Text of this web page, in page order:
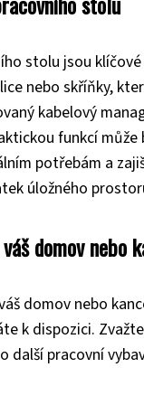
stolu jsou
nebo skříňky,
kabelový
funkcí
potřebám a
úložného
domov nebo
domov nebo
k dispozici.
pracovní